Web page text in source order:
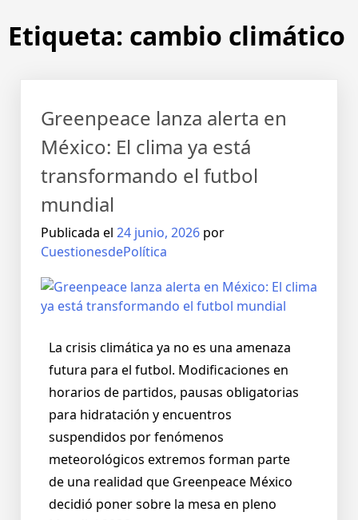
Etiqueta: cambio climático
Greenpeace lanza alerta en
México: El clima ya está
transformando el futbol
mundial
Publicada el 24 junio, 2026 por
CuestionesdePolítica
La crisis climática ya no es una amenaza
futura para el futbol. Modificaciones en
horarios de partidos, pausas obligatorias
para hidratación y encuentros
suspendidos por fenómenos
meteorológicos extremos forman parte
de una realidad que Greenpeace México
decidió poner sobre la mesa en pleno